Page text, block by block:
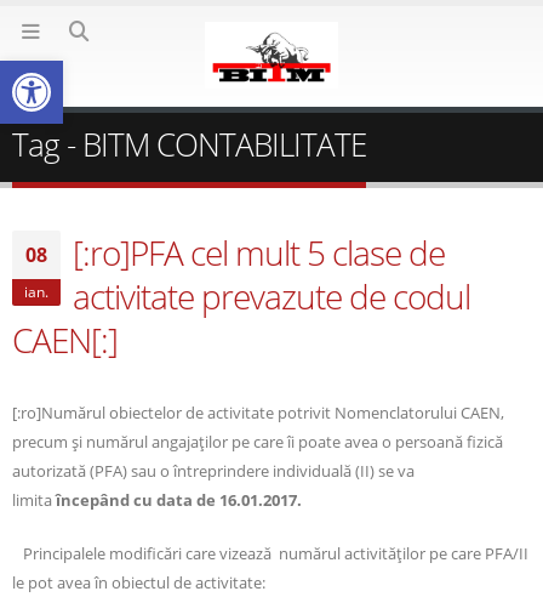
Tag - BITM CONTABILITATE
08
ian.
[:ro]PFA cel mult 5 clase de
activitate prevazute de codul
CAEN[:]
[:ro]Numărul obiectelor de activitate potrivit Nomenclatorului CAEN,
precum şi numărul angajaţilor pe care îi poate avea o persoană fizică
autorizată (PFA) sau o întreprindere individuală (II) se va
limitaîncepând cu data de 16.01.2017.
Principalele modificări care vizează numărul activităţilor pe care PFA/II
le pot avea în obiectul de activitate:
Deschide bara de unelte